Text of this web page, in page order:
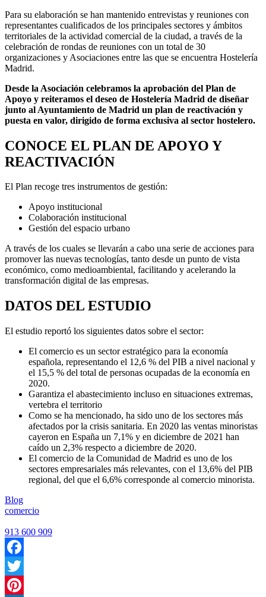
Para su elaboración se han mantenido entrevistas y reuniones con
representantes cualificados de los principales sectores y ámbitos
territoriales de la actividad comercial de la ciudad, a través de la
celebración de rondas de reuniones con un total de 30
organizaciones y Asociaciones entre las que se encuentra Hostelería
Madrid.
Desde la Asociación celebramos la aprobación del Plan de
Apoyo y reiteramos el deseo de Hostelería Madrid de diseñar
junto al Ayuntamiento de Madrid un plan de reactivación y
puesta en valor, dirigido de forma exclusiva al sector hostelero.
CONOCE EL PLAN DE APOYO Y
REACTIVACIÓN
El Plan recoge tres instrumentos de gestión:
Apoyo institucional
Colaboración institucional
Gestión del espacio urbano
A través de los cuales se llevarán a cabo una serie de acciones para
promover las nuevas tecnologías, tanto desde un punto de vista
económico, como medioambiental, facilitando y acelerando la
transformación digital de las empresas.
DATOS DEL ESTUDIO
El estudio reportó los siguientes datos sobre el sector:
El comercio es un sector estratégico para la economía
española, representando el 12,6 % del PIB a nivel nacional y
el 15,5 % del total de personas ocupadas de la economía en
2020.
Garantiza el abastecimiento incluso en situaciones extremas,
vertebra el territorio
Como se ha mencionado, ha sido uno de los sectores más
afectados por la crisis sanitaria. En 2020 las ventas minoristas
cayeron en España un 7,1% y en diciembre de 2021 han
caído un 2,3% respecto a diciembre de 2020.
El comercio de la Comunidad de Madrid es uno de los
sectores empresariales más relevantes, con el 13,6% del PIB
regional, del que el 6,6% corresponde al comercio minorista.
Blog
comercio
913 600 909
Facebook
Twitter